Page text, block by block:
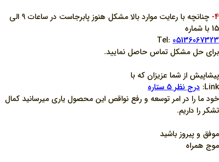
4-
چنانچه با رعايت موارد بالا مشکل هنوز پابرجاست در ساعات 9 الي
15 با شماره
Tel: 05136067323
براي حل مشکل تماس حاصل نماييد.
پيشاپيش از شما عزيزان که با
Link: درج نظر 5 ستاره
خود ما را در امر توسعه و رفع نواقص اين محصول ياري ميرسانيد کمال
تشکر را داريم.
موفق و پيروز باشيد
موج همراه